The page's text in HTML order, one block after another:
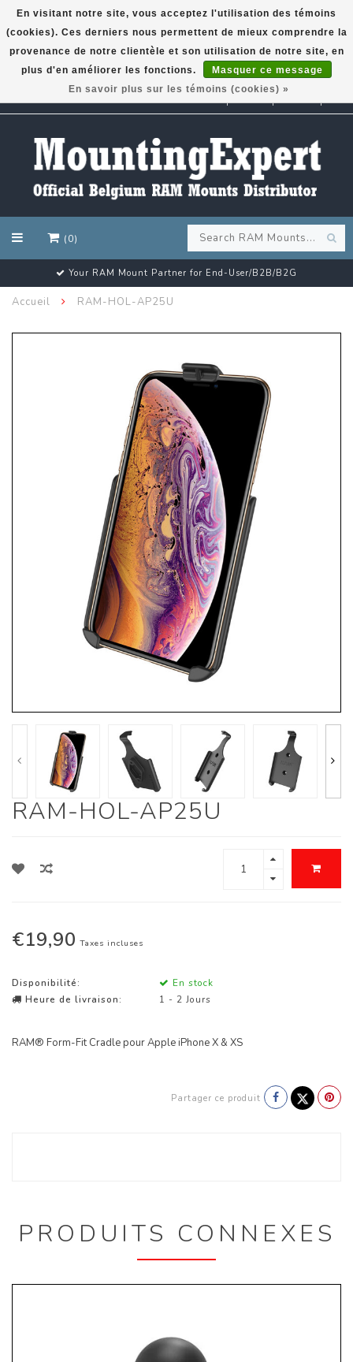
GARMIN GPS met een superkorting tot 50%? Klik hier!
(0)
Your RAM Mount Partner for End-User/B2B/B2G
Accueil RAM-HOL-AP25U
RAM-HOL-AP25U
€19,90 Taxes incluses
Disponibilité:
En stock
Heure de livraison:
1 - 2 Jours
RAM® Form-Fit Cradle pour Apple iPhone X & XS
Partager ce produit
PRODUITS CONNEXES
En visitant notre site, vous acceptez l'utilisation des témoins
(cookies). Ces derniers nous permettent de mieux comprendre la
provenance de notre clientèle et son utilisation de notre site, en
plus d'en améliorer les fonctions.
Masquer ce message
En savoir plus sur les témoins (cookies) »